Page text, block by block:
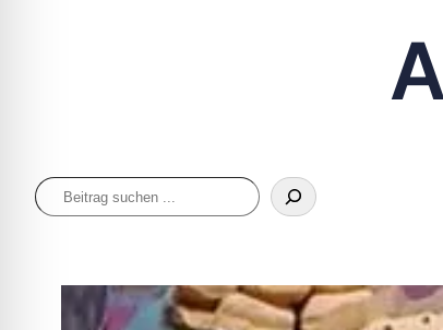
Suchen